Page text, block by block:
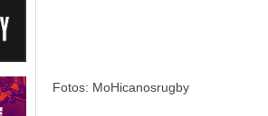
Fotos: MoHicanosrugby